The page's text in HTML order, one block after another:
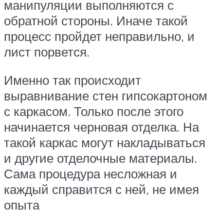
манипуляции выполняются с
обратной стороны. Иначе такой
процесс пройдет неправильно, и
лист порвется.
Именно так происходит
выравнивание стен гипсокартоном
с каркасом. Только после этого
начинается черновая отделка. На
такой каркас могут накладываться
и другие отделочные материалы.
Сама процедура несложная и
каждый справится с ней, не имея
опыта